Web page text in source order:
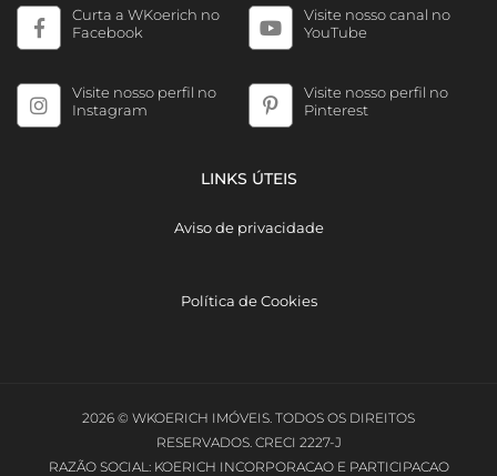
Curta a WKoerich no
Facebook
Visite nosso canal no
YouTube
Visite nosso perfil no
Instagram
Visite nosso perfil no
Pinterest
LINKS ÚTEIS
Aviso de privacidade
Política de Cookies
2026 © WKOERICH IMÓVEIS. TODOS OS DIREITOS
RESERVADOS. CRECI 2227-J
RAZÃO SOCIAL: KOERICH INCORPORACAO E PARTICIPACAO